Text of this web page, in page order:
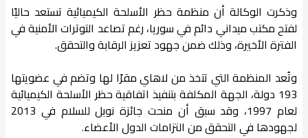
وذكرت الوكالة أن منظمة حظر الأسلحة الكيميائية تستعد حاليًا
لفتح مكتب ميداني دائم في سوريا، رغم تصاعد التوترات الأمنية في
الفترة الأخيرة، وذلك ضمن جهود تعزيز الرقابة والتحقق.
وتُعد المنظمة التي تتخذ من لاهاي مقرًا لها وتضم في عضويتها
193 دولة، الجهة المكلفة بتنفيذ اتفاقية حظر الأسلحة الكيميائية
لعام 1997، وقد سبق أن منحت جائزة نوبل للسلام في 2013
لجهودها في التحقق من التزامات الدول الأعضاء.